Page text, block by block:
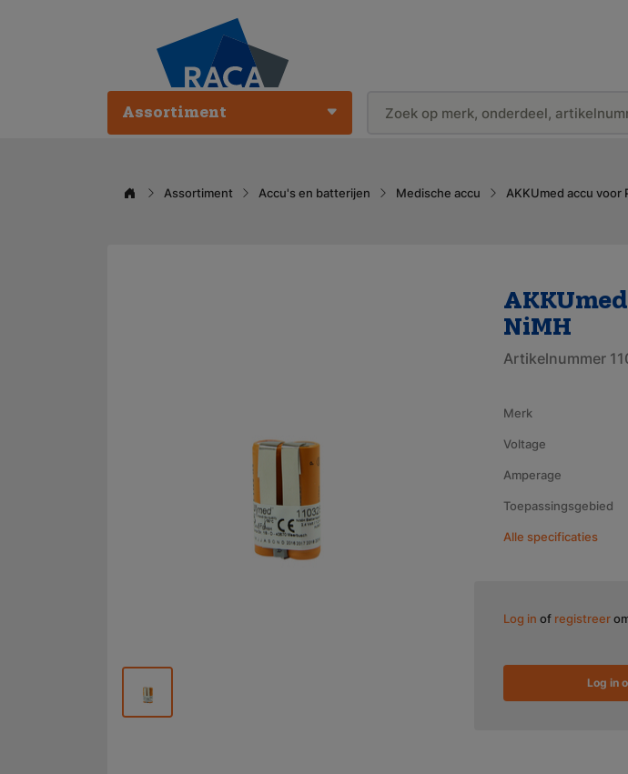
Assortiment
Assortiment Accu's en batterijen Medische accu AKKUmed accu voor
NiMH
Artikelnummer
Merk
Voltage
Amperage
Toepassingsgebied
Alle specificaties
Log in of registreer
Log in